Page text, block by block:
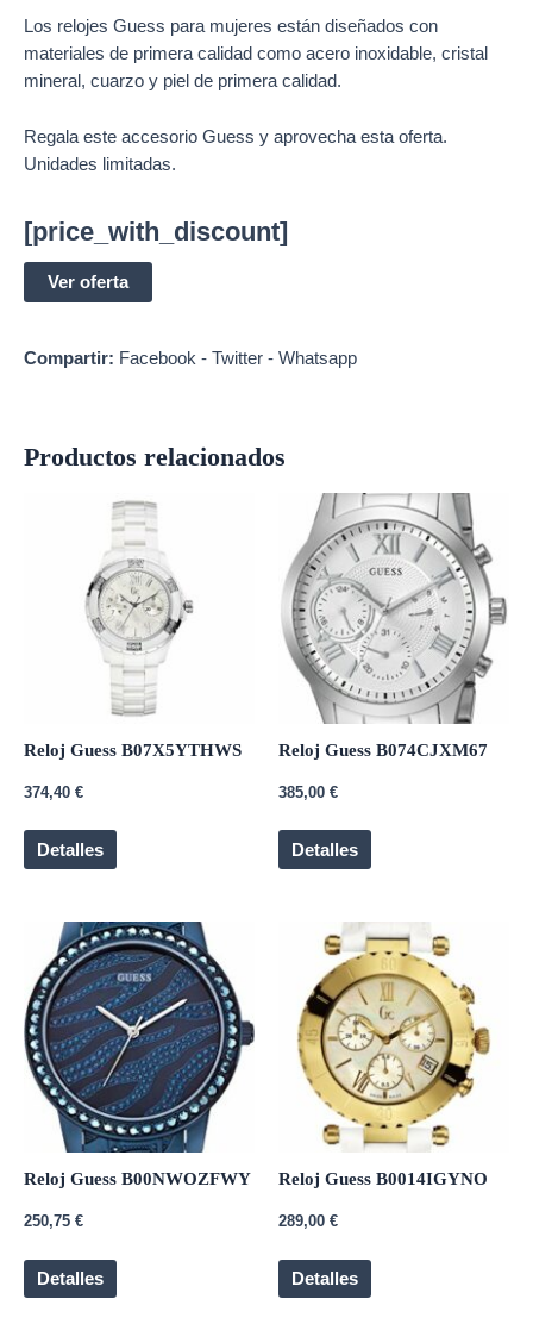
Los relojes Guess para mujeres están diseñados con
materiales de primera calidad como acero inoxidable, cristal
mineral, cuarzo y piel de primera calidad.
Regala este accesorio Guess y aprovecha esta oferta.
Unidades limitadas.
[price_with_discount]
Ver oferta
Compartir: Facebook - Twitter - Whatsapp
Productos relacionados
Reloj Guess B07X5YTHWS
374,40 €
Detalles
Reloj Guess B074CJXM67
385,00 €
Detalles
Reloj Guess B00NWOZFWY
250,75 €
Detalles
Reloj Guess B0014IGYNO
289,00 €
Detalles